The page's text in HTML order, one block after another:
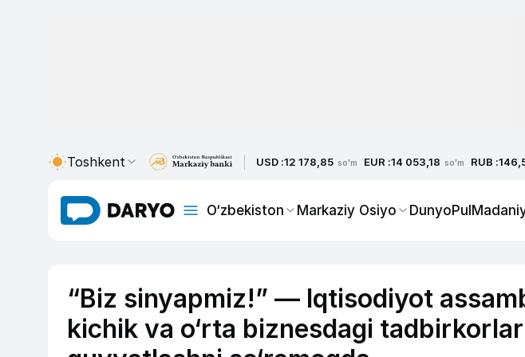
Toshkent USD :12 178,85 so'm EUR :14 053,18 so'm RUB :
O‘zbekiston Markaziy Osiyo DunyoPul
“Biz sinyapmiz!” — Iqtisodiyot
kichik va o‘rta biznesdagi